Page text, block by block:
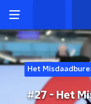
Het
#27 - Het